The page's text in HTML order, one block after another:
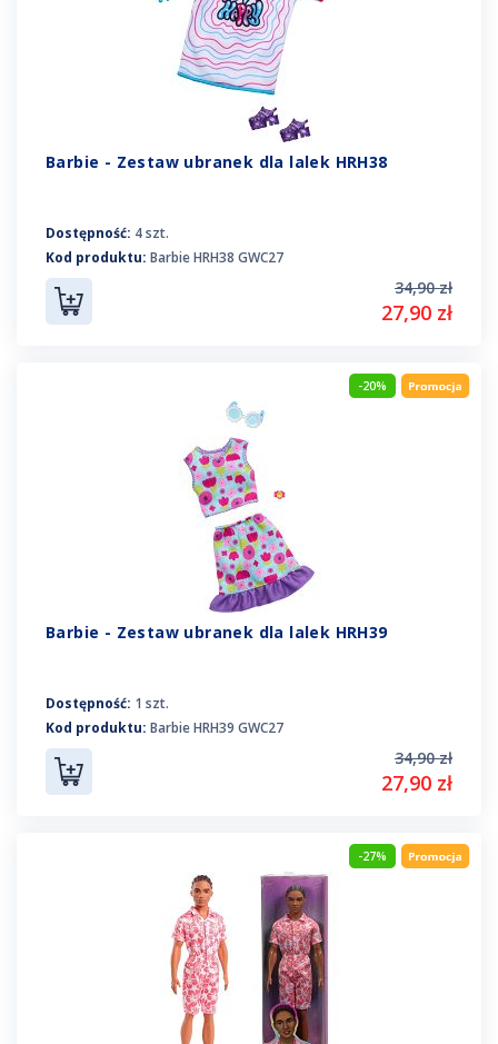
Barbie - Zestaw ubranek dla lalek HRH38
Dostępność: 4 szt.
Kod produktu: Barbie HRH38 GWC27
34,90 zł
27,90 zł
-20%
Barbie - Zestaw ubranek dla lalek HRH39
Dostępność: 1 szt.
Kod produktu: Barbie HRH39 GWC27
34,90 zł
27,90 zł
-27%